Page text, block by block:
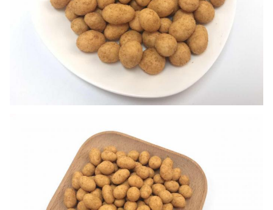
Có sẵn.
1X20'FCL
trong vòng 30 ngày (đến cảng bốc hàng:
T / T, L / C